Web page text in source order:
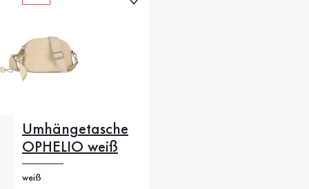
Umhängetasche
OPHELIO weiß
weiß